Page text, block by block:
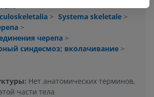
>
> Systema skeletale >
>
черепа >
синдесмоз; вколачивание >
Нет анатомических терминов,
части тела